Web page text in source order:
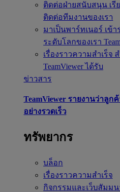
ติดต่อฝ่ายสนับสนุน เ
ติดต่อทีมงานของเรา
มาเป็นพาร์ทเนอร์ เข้
ระดับโลกของเรา
เรื่องราวความสำเร็จ
TeamViewer ได้รับ
ข่าวสาร
TeamViewer รายงานว่าลู
อย่างรวดเร็ว
ทรัพยากร
บล็อก
เรื่องราวความสำเร็จ
กิจกรรมและเว็บสัมมน